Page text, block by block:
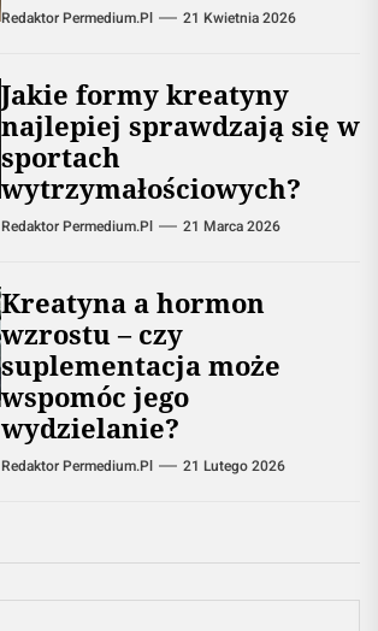
Redaktor Permedium.pl 21 Kwietnia 2026
Jakie formy kreatyny
najlepiej sprawdzają się w
sportach
wytrzymałościowych?
Redaktor Permedium.pl 21 Marca 2026
Kreatyna a hormon
wzrostu – czy
suplementacja może
wspomóc jego
wydzielanie?
Redaktor Permedium.pl 21 Lutego 2026